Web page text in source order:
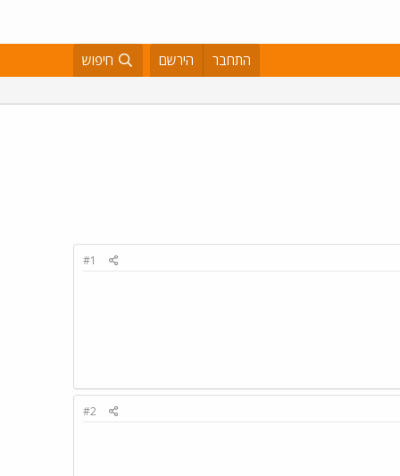
התחבר הירשם חיפוש
#1
#2